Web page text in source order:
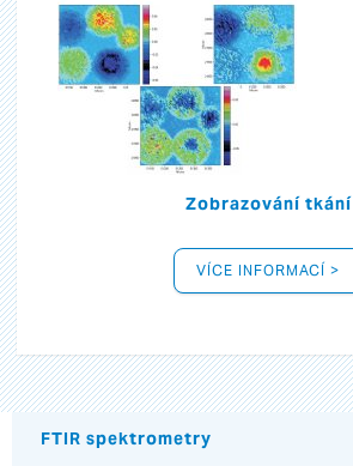
Zobrazování tkání
VÍCE INFORMACÍ >
FTIR spektrometry